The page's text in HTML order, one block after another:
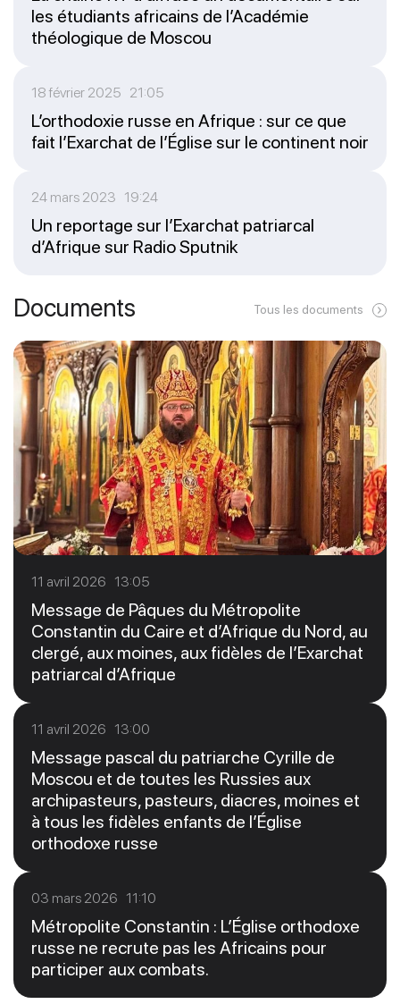
les étudiants africains de l’Académie
théologique de Moscou
18 février 2025 21:05
L’orthodoxie russe en Afrique : sur ce que
fait l’Exarchat de l’Église sur le continent noir
24 mars 2023 19:24
Un reportage sur l’Exarchat patriarcal
d’Afrique sur Radio Sputnik
Documents Tous les documents
11 avril 2026 13:05
Message de Pâques du Métropolite
Constantin du Caire et d’Afrique du Nord, au
clergé, aux moines, aux fidèles de l’Exarchat
patriarcal d’Afrique
11 avril 2026 13:00
Message pascal du patriarche Cyrille de
Moscou et de toutes les Russies aux
archipasteurs, pasteurs, diacres, moines et
à tous les fidèles enfants de l’Église
orthodoxe russe
03 mars 2026 11:10
Métropolite Constantin : L’Église orthodoxe
russe ne recrute pas les Africains pour
participer aux combats.